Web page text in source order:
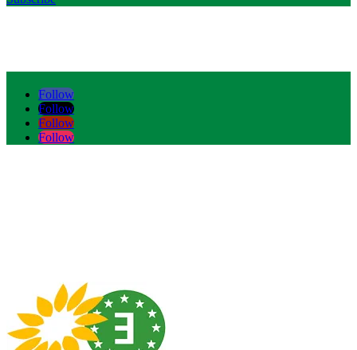
Follow
Follow
Follow
Follow